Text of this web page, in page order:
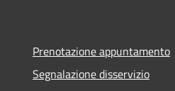
Prenotazione appuntamento
Segnalazione disservizio